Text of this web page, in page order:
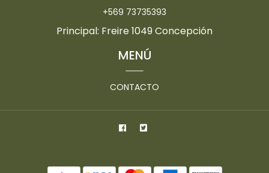
+569 73735393
Principal: Freire 1049 Concepción
MENÚ
CONTACTO